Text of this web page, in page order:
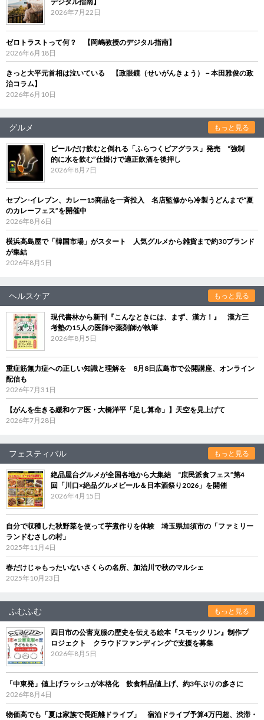
2026年7月22日
ゼロトラストって何？ 【岡嶋教授のデジタル指南】
2026年6月18日
きっと大平元首相は泣いている 【政眼鏡（せいがんきょう）－本田雅俊の政
治コラム】
2026年6月10日
グルメ もっと見る
ビールだけ飲むと倒れる「ふらつくビアグラス」発売 “強制
的に水を飲む”仕掛けで適正飲酒を後押し
2026年8月7日
セブン‐イレブン、カレー15商品を一斉投入 名店監修から冷製うどんまで“夏
のカレーフェス”を開催中
2026年8月6日
横浜高島屋で「韓国市場」がスタート 人気グルメから雑貨まで約30ブランド
が集結
2026年8月5日
ヘルスケア もっと見る
現代書林から新刊『こんなときには、まず、漢方！』 漢方三
考塾の15人の医師や薬剤師が執筆
2026年8月5日
重症筋無力症への正しい知識と理解を 8月8日広島市で公開講座、オンライン
配信も
2026年7月31日
【がんを生きる緩和ケア医・大橋洋平「足し算命」】天空を見上げて
2026年7月28日
フェスティバル もっと見る
絶品屋台グルメが全国各地から大集結 “庶民派食フェス”第4
回「川口×絶品グルメビール＆日本酒祭り2026」を開催
2026年4月15日
自分で収穫した秋野菜を使って芋煮作りを体験 埼玉県加須市の「ファミリー
ランドむさしの村」
2025年11月4日
春だけじゃもったいないさくらの名所、加治川で秋のマルシェ
2025年10月23日
ふむふむ もっと見る
四日市の公害克服の歴史を伝える絵本『スモックリン』制作プ
ロジェクト クラウドファンディングで支援を募集
2026年8月5日
「中東発」値上げラッシュが本格化 飲食料品値上げ、約3年ぶりの多さに
2026年8月4日
物価高でも「夏は家族で長距離ドライブ」 宿泊ドライブ予算4万円超、渋滞・